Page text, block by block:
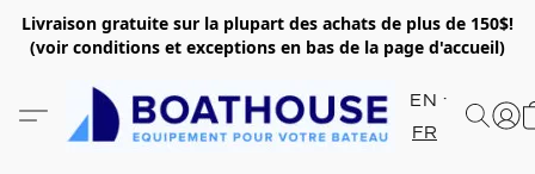
Livraison gratuite sur la plupart des achats de plus de 150$!
(voir conditions et exceptions en bas de la page d'accueil)
EN
FR